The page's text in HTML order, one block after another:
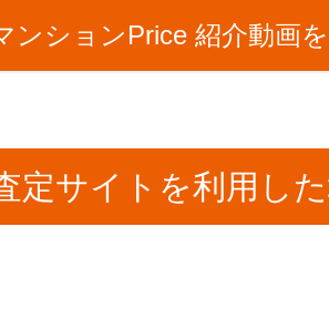
ンションPrice 紹介動画
定サイトを利用し